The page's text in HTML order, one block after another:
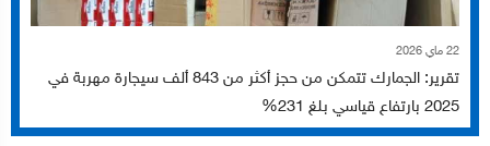
22 ماي 2026
تقرير: الجمارك تتمكن من حجز أكثر من 843 ألف سيجارة مهربة في
2025 بارتفاع قياسي بلغ 231%